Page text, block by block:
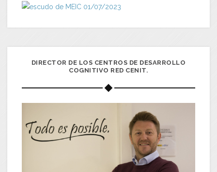
DIRECTOR DE LOS CENTROS DE DESARROLLO
COGNITIVO RED CENIT.